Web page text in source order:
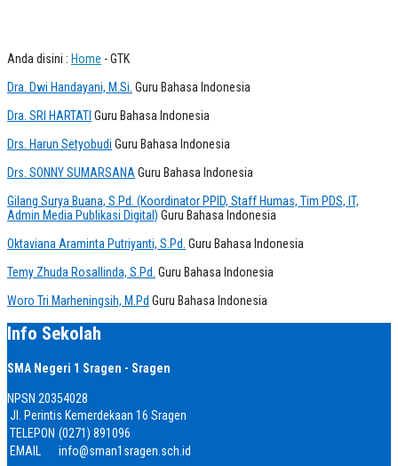
Anda disini : Home -GTK
Dra. Dwi Handayani, M.Si. Guru Bahasa Indonesia
Dra. SRI HARTATI Guru Bahasa Indonesia
Drs. Harun Setyobudi Guru Bahasa Indonesia
Drs. SONNY SUMARSANA Guru Bahasa Indonesia
Gilang Surya Buana, S.Pd. (Koordinator PPID, Staff Humas, Tim PDS, IT,
Admin Media Publikasi Digital) Guru Bahasa Indonesia
Oktaviana Araminta Putriyanti, S.Pd. Guru Bahasa Indonesia
Temy Zhuda Rosallinda, S.Pd. Guru Bahasa Indonesia
Woro Tri Marheningsih, M.Pd Guru Bahasa Indonesia
Info Sekolah
SMA Negeri 1 Sragen - Sragen
NPSN 20354028
Jl. Perintis Kemerdekaan 16 Sragen
TELEPON (0271) 891096
EMAIL
info@sman1sragen.sch.id